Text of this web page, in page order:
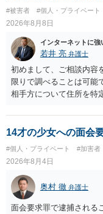
#被害者 #個人・プライベート
2026年8月8日
インターネットに強
若井 亮 弁護士
初めまして、ご相談内容
限りで調べることは可能
相手方について住所を特
14才の少女への面会
#個人・プライベート #加害者
2026年8月4日
奥村 徹 弁護士
面会要求罪で逮捕される